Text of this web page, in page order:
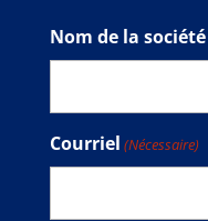
Nom de la société
Courriel (Nécessaire)